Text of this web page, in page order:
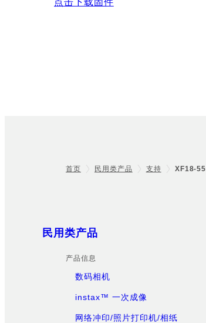
首页 民用类产品 支持 XF18-
Sitemap
民用类产品
产品信息
数码相机
instax™ 一次成像
网络冲印/照片打印机/相纸